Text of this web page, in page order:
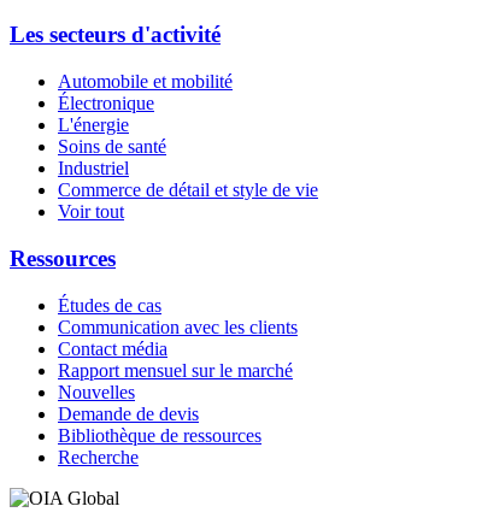
Les secteurs d'activité
Automobile et mobilité
Électronique
L'énergie
Soins de santé
Industriel
Commerce de détail et style de vie
Voir tout
Ressources
Études de cas
Communication avec les clients
Contact média
Rapport mensuel sur le marché
Nouvelles
Demande de devis
Bibliothèque de ressources
Recherche